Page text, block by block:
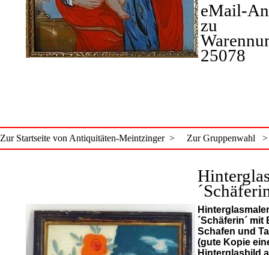
eMail-
zu
25078
Zur Startseite von Antiquitäten-Meintzinger > Zur Gruppenwahl >
´Schäferin´ mit
Schafen und
(gute Kopie